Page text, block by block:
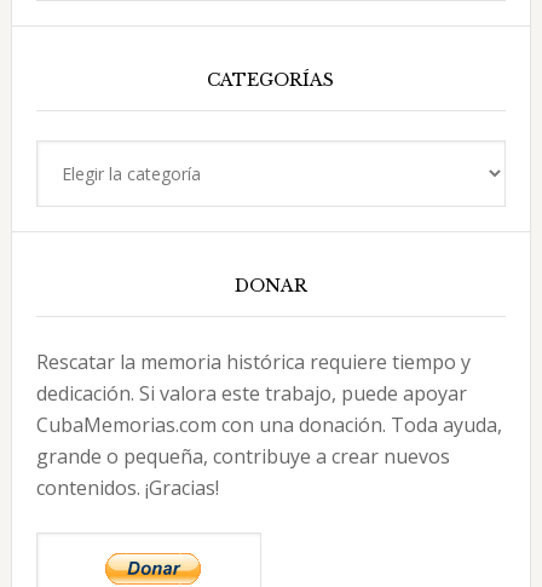
CATEGORÍAS
DONAR
Rescatar la memoria histórica requiere tiempo y
dedicación. Si valora este trabajo, puede apoyar
CubaMemorias.com con una donación. Toda ayuda,
grande o pequeña, contribuye a crear nuevos
contenidos. ¡Gracias!